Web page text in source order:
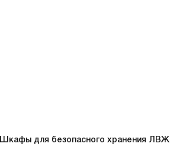
Шкафы для безопасного хранения ЛВЖ